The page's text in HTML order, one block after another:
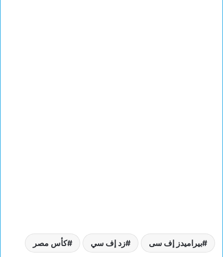
بيراميدز إف سى زد إف سي كأس مصر